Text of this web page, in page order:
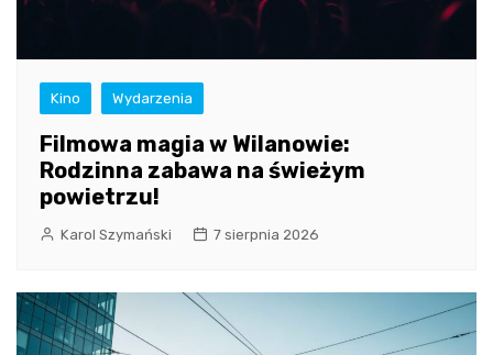
Kino Wydarzenia
Filmowa magia w Wilanowie:
Rodzinna zabawa na świeżym
powietrzu!
Karol Szymański 7 sierpnia 2026